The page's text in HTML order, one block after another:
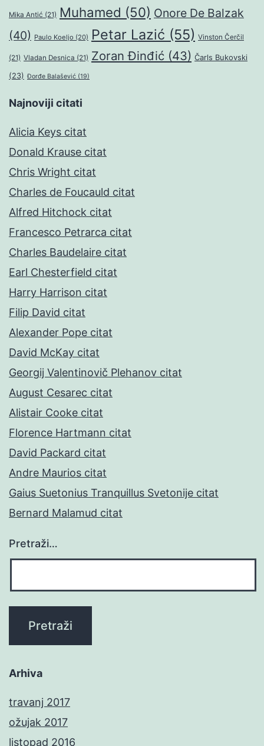
Mika Antić (21) Muhamed (50) Onore De Balzak
(40) Paulo Koeljo (20) Petar Lazić (55) Vinston Čerčil
(21) Vladan Desnica (21) Zoran Đinđić (43) Čarls Bukovski
(23) Đorđe Balašević (19)
Najnoviji citati
Alicia Keys citat
Donald Krause citat
Chris Wright citat
Charles de Foucauld citat
Alfred Hitchock citat
Francesco Petrarca citat
Charles Baudelaire citat
Earl Chesterfield citat
Harry Harrison citat
Filip David citat
Alexander Pope citat
David McKay citat
Georgij Valentinovič Plehanov citat
August Cesarec citat
Alistair Cooke citat
Florence Hartmann citat
David Packard citat
Andre Maurios citat
Gaius Suetonius Tranquillus Svetonije citat
Bernard Malamud citat
Pretraži…
Arhiva
travanj 2017
ožujak 2017
listopad 2016